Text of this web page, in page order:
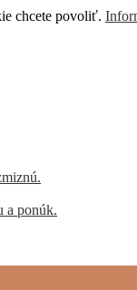
chcete povoliť.
a ponúk.